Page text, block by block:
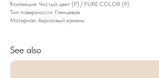
Коллекция: Чистый цвет (P) / PURE COLOR (P)
Тип поверхности: Глянцевая
Материал: Акриловый камень
See also